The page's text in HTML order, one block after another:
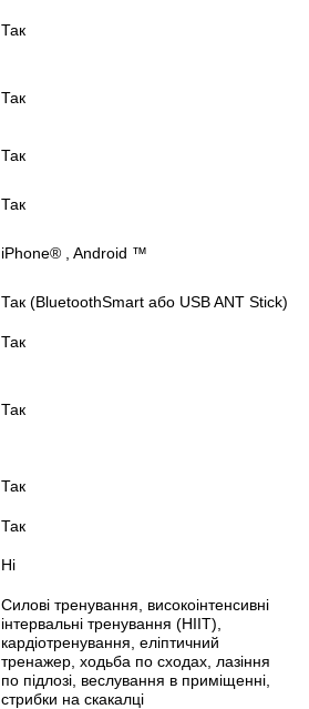
Так
Так
Так
Так
iPhone® , Android ™
Так (BluetoothSmart або USB ANT Stick)
Так
Так
Так
Так
Ні
Силові тренування, високоінтенсивні
інтервальні тренування (HIIT),
кардіотренування, еліптичний
тренажер, ходьба по сходах, лазіння
по підлозі, веслування в приміщенні,
стрибки на скакалці